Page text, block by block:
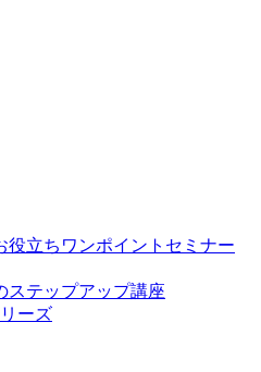
役立ちワンポイントセミナー
ステップアップ講座
ーズ